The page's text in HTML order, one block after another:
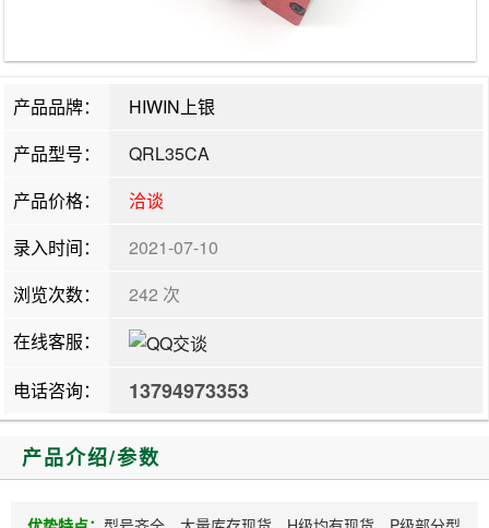
产品品牌：
HIWIN上银
产品型号：
QRL35CA
产品价格：
洽谈
录入时间：
2021-07-10
浏览次数：
242 次
在线客服：
电话咨询：
13794973353
产品介绍/参数